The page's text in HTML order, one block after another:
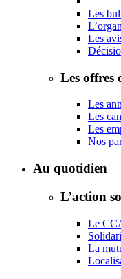
Les
Les
Les offres
Les
Les
Les
Nos
Au quotidien
L’action
Le
La